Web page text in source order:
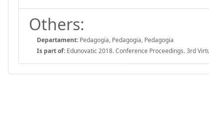
Others:
Departament: Pedagogia, Pedagogia, Pedagogia
Is part of: Edunovatic 2018. Conference Proceedings. 3rd